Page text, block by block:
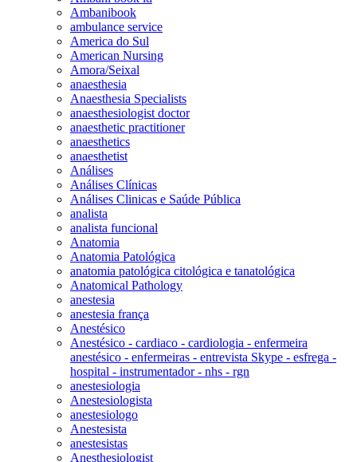
Ambanibook
ambulance service
America do Sul
American Nursing
Amora/Seixal
anaesthesia
Anaesthesia Specialists
anaesthesiologist doctor
anaesthetic practitioner
anaesthetics
anaesthetist
Análises
Análises Clínicas
Análises Clinicas e Saúde Pública
analista
analista funcional
Anatomia
Anatomia Patológica
anatomia patológica citológica e tanatológica
Anatomical Pathology
anestesia
anestesia frança
Anestésico
Anestésico - cardiaco - cardiologia - enfermeira
anestésico - enfermeiras - entrevista Skype - esfrega -
hospital - instrumentador - nhs - rgn
anestesiologia
Anestesiologista
anestesiologo
Anestesista
anestesistas
Anesthesiologist